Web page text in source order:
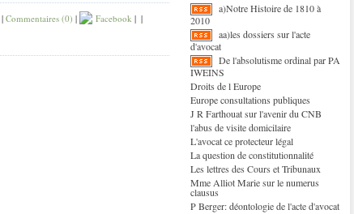
a)Notre Histoire de 1810 à
2010
aa)les dossiers sur l'acte
d'avocat
De l'absolutisme ordinal par PA
IWEINS
Droits de l Europe
Europe consultations publiques
J R Farthouat sur l'avenir du CNB
l'abus de visite domicilaire
L'avocat ce protecteur légal
La question de constitutionnalité
Les lettres des Cours et Tribunaux
Mme Alliot Marie sur le numerus
clausus
P Berger: déontologie de l'acte d'avocat
| Commentaires (0) | Facebook | |